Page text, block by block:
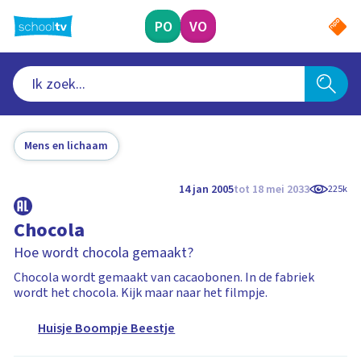
naar
hoofdinhoud
PO VO
Mens en lichaam
14 jan 2005tot 18 mei 2033 225k
Chocola
Hoe wordt chocola gemaakt?
Chocola wordt gemaakt van cacaobonen. In de fabriek
wordt het chocola. Kijk maar naar het filmpje.
Huisje Boompje Beestje